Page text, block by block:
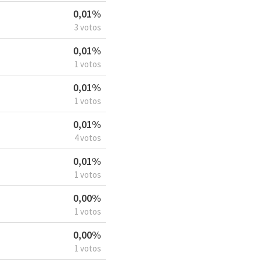
0,01%
3 votos
0,01%
1 votos
0,01%
1 votos
0,01%
4 votos
0,01%
1 votos
0,00%
1 votos
0,00%
1 votos